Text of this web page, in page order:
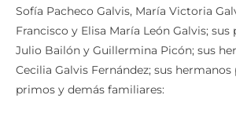
Sofía Pacheco Galvis, María Victoria
Francisco y Elisa María León Galvis;
Julio Bailón y Guillermina Picón; sus
Cecilia Galvis Fernández; sus
primos y demás familiares: